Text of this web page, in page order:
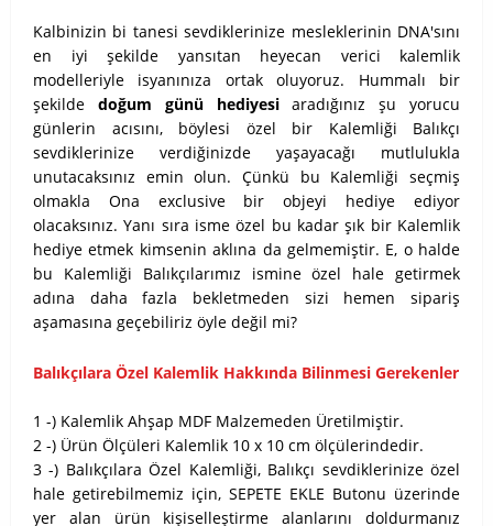
Kalbinizin bi tanesi sevdiklerinize mesleklerinin DNA'sını
en iyi şekilde yansıtan heyecan verici kalemlik
modelleriyle isyanınıza ortak oluyoruz. Hummalı bir
şekilde doğum günü hediyesiaradığınız şu yorucu
günlerin acısını, böylesi özel bir Kalemliği Balıkçı
sevdiklerinize verdiğinizde yaşayacağı mutlulukla
unutacaksınız emin olun. Çünkü bu Kalemliği seçmiş
olmakla Ona exclusive bir objeyi hediye ediyor
olacaksınız. Yanı sıra isme özel bu kadar şık bir Kalemlik
hediye etmek kimsenin aklına da gelmemiştir. E, o halde
bu Kalemliği Balıkçılarımız ismine özel hale getirmek
adına daha fazla bekletmeden sizi hemen sipariş
aşamasına geçebiliriz öyle değil mi?
Balıkçılara Özel Kalemlik Hakkında Bilinmesi Gerekenler
1 -) Kalemlik Ahşap MDF Malzemeden Üretilmiştir.
2 -) Ürün Ölçüleri Kalemlik 10 x 10 cm ölçülerindedir.
3 -) Balıkçılara Özel Kalemliği, Balıkçı sevdiklerinize özel
hale getirebilmemiz için, SEPETE EKLE Butonu üzerinde
yer alan ürün kişiselleştirme alanlarını doldurmanız